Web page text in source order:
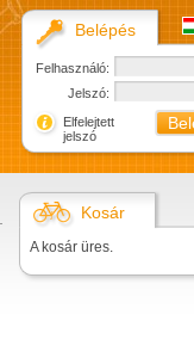
Kosár
A kosár üres.
Belépés
Felhasználó:
Jelszó:
Elfelejtett
jelszó